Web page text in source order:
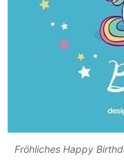
Fröhliches Happy